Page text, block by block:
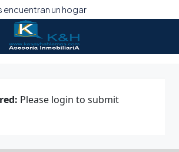
encuentran un hogar
Please login to submit